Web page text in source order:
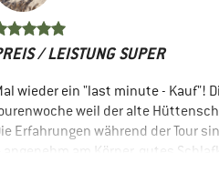
/ LEISTUNG SUPER
wieder ein "last minute - Kauf"!
weil der alte
Erfahrungen während der Tour
+ angenehm am Körper, gutes